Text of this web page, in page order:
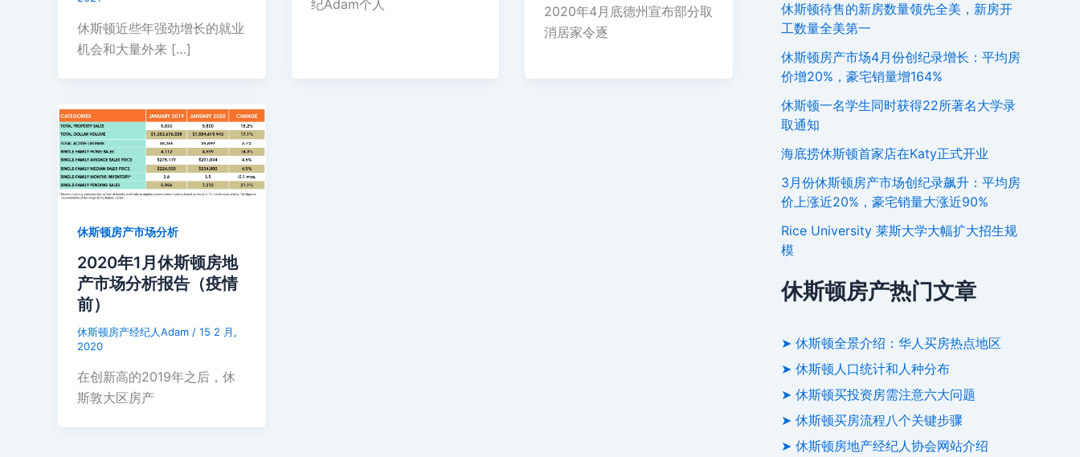
休斯顿近些年强劲增长的就业
机会和大量外来 […]
纪Adam个人
2020年4月底德州宣布部分取
消居家令逐
休斯顿房产市场分析
2020年1月休斯顿房地
产市场分析报告（疫情
前）
休斯顿房产经纪人Adam / 15 2 月,
2020
在创新高的2019年之后，休
斯敦大区房产
休斯顿待售的新房数量领先全美，新房开
工数量全美第一
休斯顿房产市场4月份创纪录增长：平均房
价增20%，豪宅销量增164%
休斯顿一名学生同时获得22所著名大学录
取通知
海底捞休斯顿首家店在Katy正式开业
3月份休斯顿房产市场创纪录飙升：平均房
价上涨近20%，豪宅销量大涨近90%
Rice University 莱斯大学大幅扩大招生规
模
休斯顿房产热门文章
➤ 休斯顿全景介绍：华人买房热点地区
➤ 休斯顿人口统计和人种分布
➤ 休斯顿买投资房需注意六大问题
➤ 休斯顿买房流程八个关键步骤
➤ 休斯顿房地产经纪人协会网站介绍